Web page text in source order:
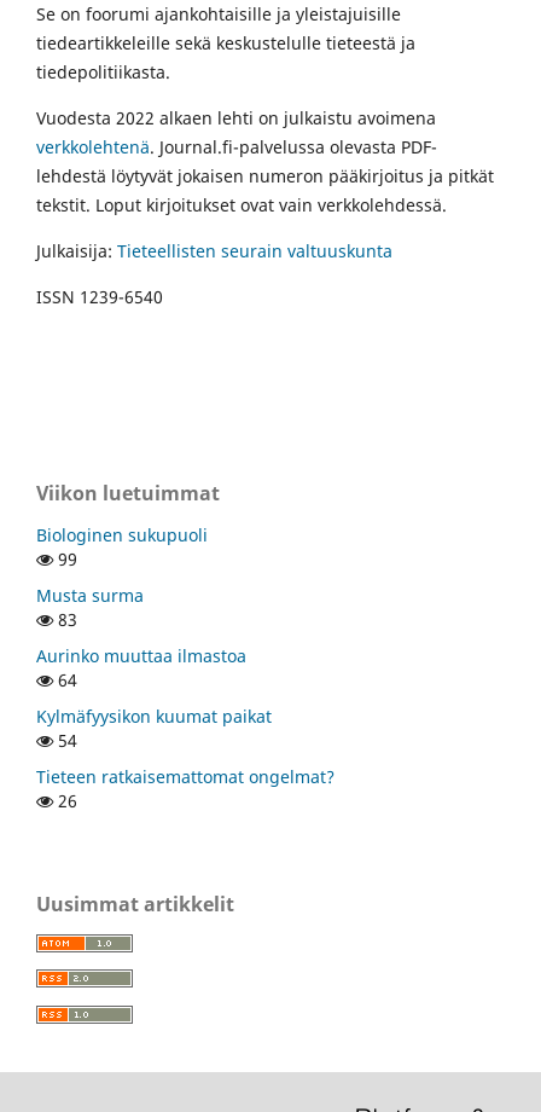
Se on foorumi ajankohtaisille ja yleistajuisille
tiedeartikkeleille sekä keskustelulle tieteestä ja
tiedepolitiikasta.
Vuodesta 2022 alkaen lehti on julkaistu avoimena
verkkolehtenä. Journal.fi-palvelussa olevasta PDF-
lehdestä löytyvät jokaisen numeron pääkirjoitus ja pitkät
tekstit. Loput kirjoitukset ovat vain verkkolehdessä.
Julkaisija: Tieteellisten seurain valtuuskunta
ISSN 1239-6540
Viikon luetuimmat
Biologinen sukupuoli
99
Musta surma
83
Aurinko muuttaa ilmastoa
64
Kylmäfyysikon kuumat paikat
54
Tieteen ratkaisemattomat ongelmat?
26
Uusimmat artikkelit